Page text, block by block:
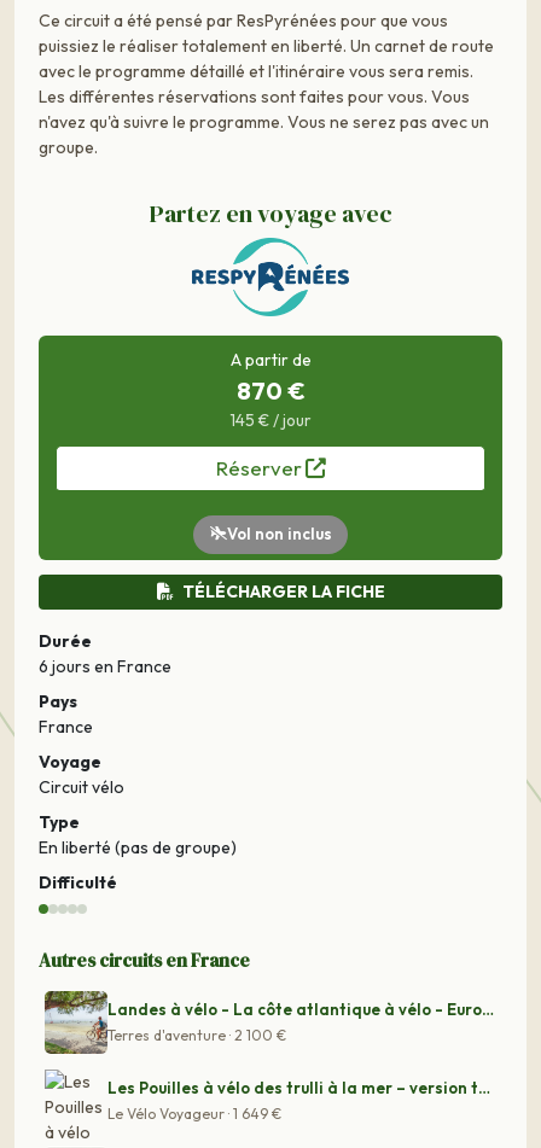
Ce circuit a été pensé par ResPyrénées pour que vous
puissiez le réaliser totalement en liberté. Un carnet de route
avec le programme détaillé et l'itinéraire vous sera remis.
Les différentes réservations sont faites pour vous. Vous
n'avez qu'à suivre le programme. Vous ne serez pas avec un
groupe.
Partez en voyage avec
A partir de
870 €
145 € / jour
Réserver
Vol non inclus
TÉLÉCHARGER LA FICHE
Durée
6 jours en France
Pays
France
Voyage
Circuit vélo
Type
En liberté (pas de groupe)
Difficulté
Autres circuits en France
Landes à vélo - La côte atlantique à vélo - Eurovélo 1
Terres d'aventure · 2 100 €
Les Pouilles à vélo des trulli à la mer – version tranq
Le Vélo Voyageur · 1 649 €